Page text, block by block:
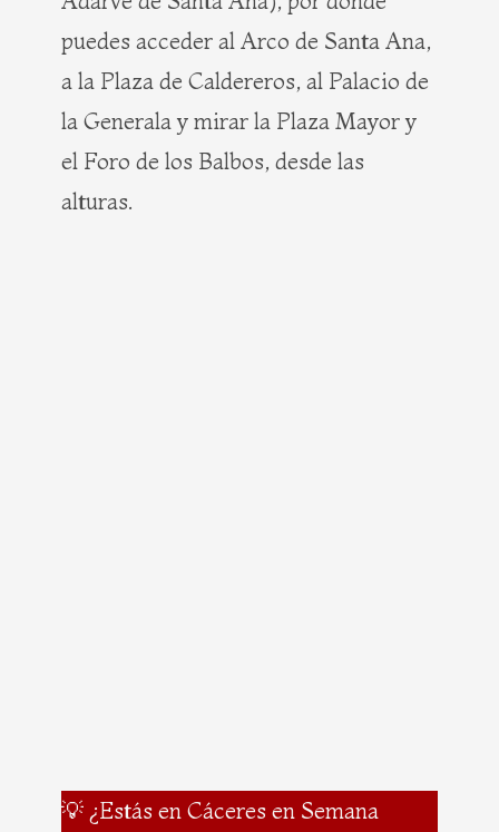
puedes acceder al Arco de Santa Ana,
a la Plaza de Caldereros, al Palacio de
la Generala y mirar la Plaza Mayor y
el Foro de los Balbos, desde las
alturas.
💡 ¿Estás en Cáceres en Semana